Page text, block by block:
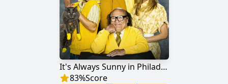
It's Always Sunny in Philadelphia
83%Score